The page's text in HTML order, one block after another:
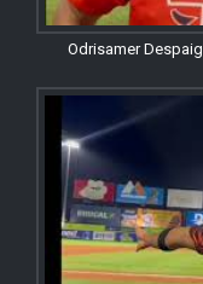
Odrisamer